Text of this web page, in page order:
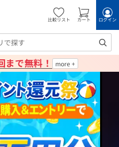
比較リスト カート ログイン
まで無料！